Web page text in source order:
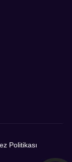
Politikası